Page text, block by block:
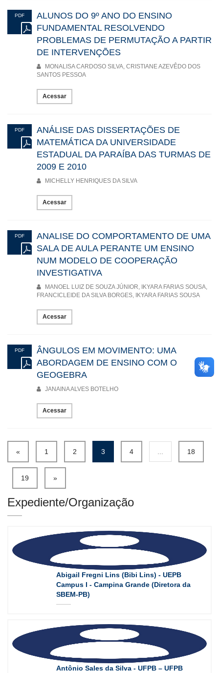
PDF
ALUNOS DO 9º ANO DO ENSINO
FUNDAMENTAL RESOLVENDO
PROBLEMAS DE PERMUTAÇÃO A PARTIR
DE INTERVENÇÕES
MONALISA CARDOSO SILVA, CRISTIANE AZEVÊDO DOS
SANTOS PESSOA
Acessar
PDF
ANÁLISE DAS DISSERTAÇÕES DE
MATEMÁTICA DA UNIVERSIDADE
ESTADUAL DA PARAÍBA DAS TURMAS DE
2009 E 2010
MICHELLY HENRIQUES DA SILVA
Acessar
PDF
ANALISE DO COMPORTAMENTO DE UMA
SALA DE AULA PERANTE UM ENSINO
NUM MODELO DE COOPERAÇÃO
INVESTIGATIVA
MANOEL LUIZ DE SOUZA JÚNIOR, IKYARA FARIAS SOUSA,
FRANCICLEIDE DA SILVA BORGES, IKYARA FARIAS SOUSA
Acessar
PDF
ÂNGULOS EM MOVIMENTO: UMA
ABORDAGEM DE ENSINO COM O
GEOGEBRA
JANAINA ALVES BOTELHO
Acessar
« 1 2 3 4 18
19 »
Expediente/Organização
Abigail Fregni Lins (Bibi Lins) - UEPB
Campus I - Campina Grande (Diretora da
SBEM-PB)
Antônio Sales da Silva - UFPB – UFPB